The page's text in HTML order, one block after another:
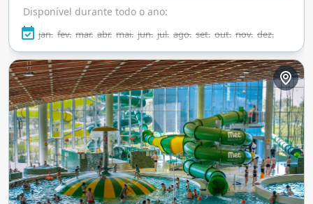
Disponível durante todo o ano:
jan. fev. mar. abr. mai. jun. jul. ago. set. out. nov. dez.